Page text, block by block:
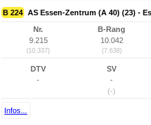
B 224 AS Essen-Zentrum (A 40) (23) -
Nr.
9.215
(10.337)
B-Rang
10.042
(7.638)
DTV
-
SV
-
(-)
Infos...